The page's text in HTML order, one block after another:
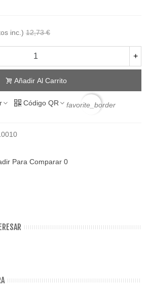
inc.) 12,73 €
+
Añadir Al Carrito
Código QR favorite_border
Para Comparar 0